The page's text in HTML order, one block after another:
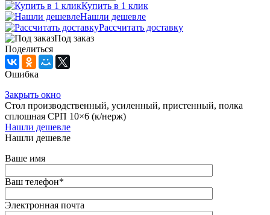
Купить в 1 клик
Нашли дешевле
Рассчитать доставку
Под заказ
Поделиться
Ошибка
Закрыть окно
Стол производственный, усиленный, пристенный, полка
сплошная СРП 10×6 (к/нерж)
Нашли дешевле
Нашли дешевле
Ваше имя
Ваш телефон*
Электронная почта